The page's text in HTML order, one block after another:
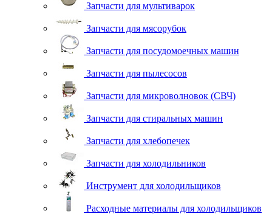
Запчасти для мультиварок
Запчасти для мясорубок
Запчасти для посудомоечных машин
Запчасти для пылесосов
Запчасти для микроволновок (СВЧ)
Запчасти для стиральных машин
Запчасти для хлебопечек
Запчасти для холодильников
Инструмент для холодильщиков
Расходные материалы для холодильщиков